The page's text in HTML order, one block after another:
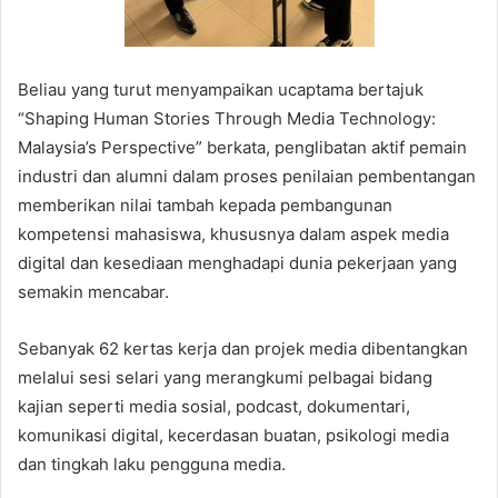
Beliau yang turut menyampaikan ucaptama bertajuk
“Shaping Human Stories Through Media Technology:
Malaysia’s Perspective” berkata, penglibatan aktif pemain
industri dan alumni dalam proses penilaian pembentangan
memberikan nilai tambah kepada pembangunan
kompetensi mahasiswa, khususnya dalam aspek media
digital dan kesediaan menghadapi dunia pekerjaan yang
semakin mencabar.
Sebanyak 62 kertas kerja dan projek media dibentangkan
melalui sesi selari yang merangkumi pelbagai bidang
kajian seperti media sosial, podcast, dokumentari,
komunikasi digital, kecerdasan buatan, psikologi media
dan tingkah laku pengguna media.